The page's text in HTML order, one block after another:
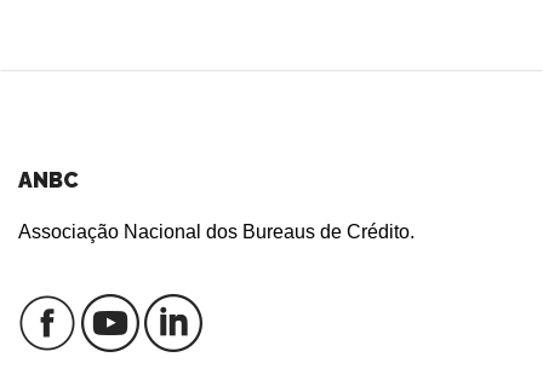
ANBC
Associação Nacional dos Bureaus de Crédito.